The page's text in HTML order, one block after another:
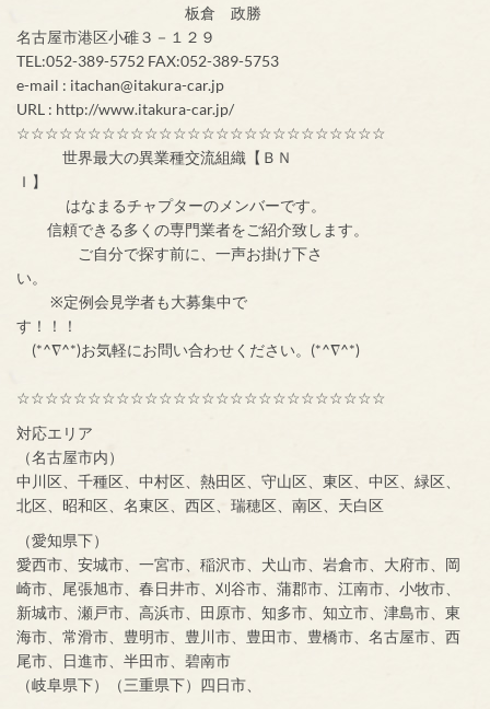
板倉 政勝
名古屋市港区小碓３－１２９
TEL:052-389-5752 FAX:052-389-5753
e-mail : itachan@itakura-car.jp
URL : http://www.itakura-car.jp/
☆☆☆☆☆☆☆☆☆☆☆☆☆☆☆☆☆☆☆☆☆☆☆☆☆☆
世界最大の異業種交流組織【ＢＮ
Ｉ】
はなまるチャプターのメンバーです。
信頼できる多くの専門業者をご紹介致します。
ご自分で探す前に、一声お掛け下さ
い。
※定例会見学者も大募集中で
す！！！
(*^∇^*)お気軽にお問い合わせください。(*^∇^*)
☆☆☆☆☆☆☆☆☆☆☆☆☆☆☆☆☆☆☆☆☆☆☆☆☆☆
対応エリア
（名古屋市内）
中川区、千種区、中村区、熱田区、守山区、東区、中区、緑区、
北区、昭和区、名東区、西区、瑞穂区、南区、天白区
（愛知県下）
愛西市、安城市、一宮市、稲沢市、犬山市、岩倉市、大府市、岡
崎市、尾張旭市、春日井市、刈谷市、蒲郡市、江南市、小牧市、
新城市、瀬戸市、高浜市、田原市、知多市、知立市、津島市、東
海市、常滑市、豊明市、豊川市、豊田市、豊橋市、名古屋市、西
尾市、日進市、半田市、碧南市
（岐阜県下）（三重県下）四日市、